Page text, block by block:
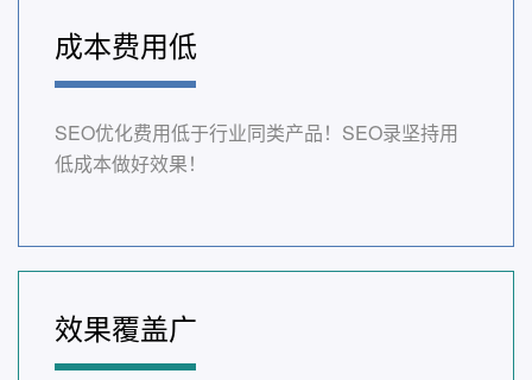
成本费用低
SEO优化费用低于行业同类产品！SEO录坚持用
低成本做好效果！
效果覆盖广